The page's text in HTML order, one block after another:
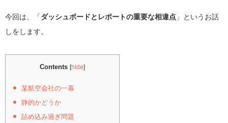
今回は、「ダッシュボードとレポートの重要な相違点 」というお話
しをします。
Contents [hide]
某航空会社の一幕
静的かどうか
詰め込み過ぎ問題